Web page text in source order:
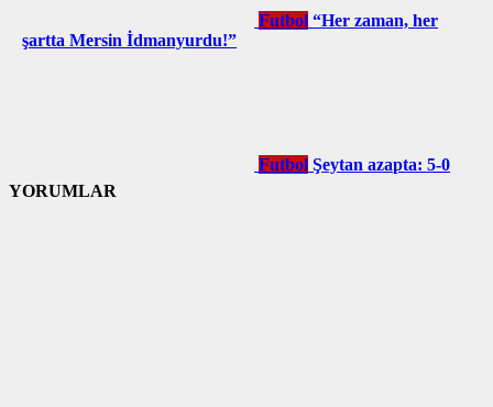
Futbol “Her zaman, her
şartta Mersin İdmanyurdu!”
Futbol Şeytan azapta: 5-0
YORUMLAR